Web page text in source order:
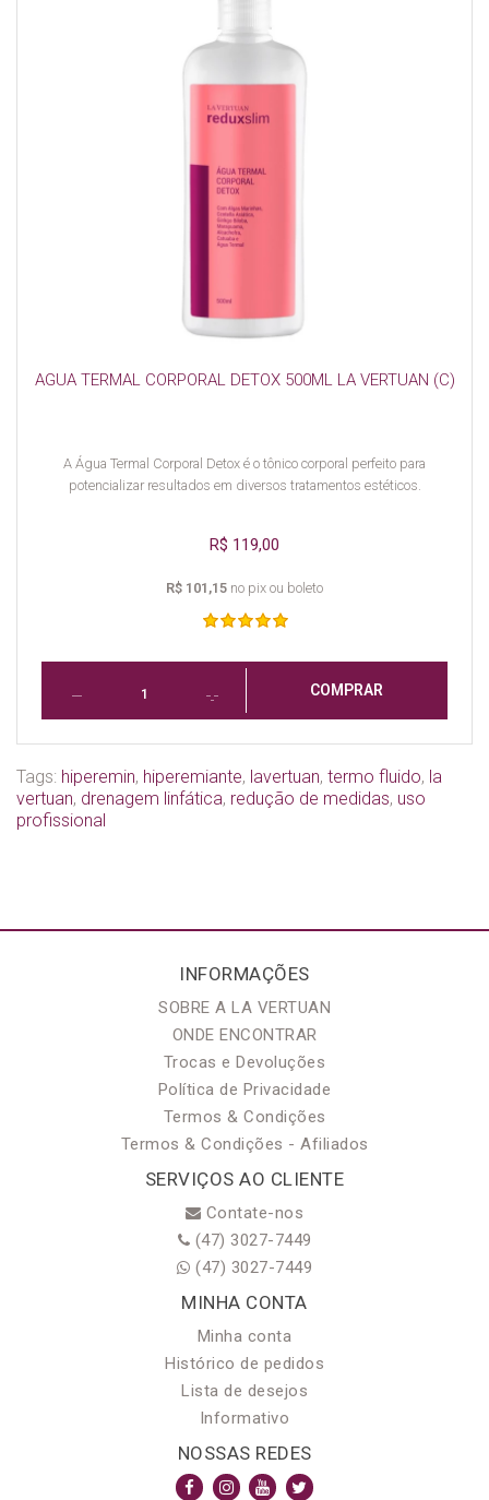
AGUA TERMAL CORPORAL DETOX 500ML LA VERTUAN (C)
A Água Termal Corporal Detox é o tônico corporal perfeito para
potencializar resultados em diversos tratamentos estéticos.
R$ 119,00
R$ 101,15 no pix ou boleto
COMPRAR
Tags: hiperemin, hiperemiante, lavertuan, termo fluido, la
vertuan, drenagem linfática, redução de medidas, uso
profissional
INFORMAÇÕES
SOBRE A LA VERTUAN
ONDE ENCONTRAR
Trocas e Devoluções
Política de Privacidade
Termos & Condições
Termos & Condições - Afiliados
SERVIÇOS AO CLIENTE
Contate-nos
(47) 3027-7449
(47) 3027-7449
MINHA CONTA
Minha conta
Histórico de pedidos
Lista de desejos
Informativo
NOSSAS REDES